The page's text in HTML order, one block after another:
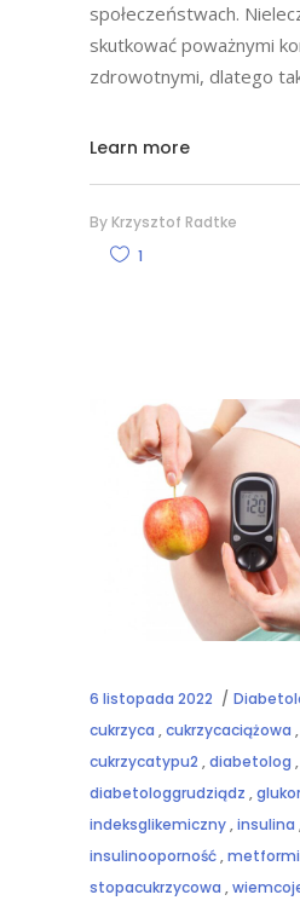
społeczeństwach.
skutkować poważnymi
zdrowotnymi, dlatego
Learn more
By Krzysztof Radtke
1
6 listopada 2022
cukrzyca ,cukrzycaciążowa ,
cukrzycatypu2 ,diabetolog ,
diabetologgrudziądz ,
indeksglikemiczny,insulina
insulinooporność,
stopacukrzycowa ,